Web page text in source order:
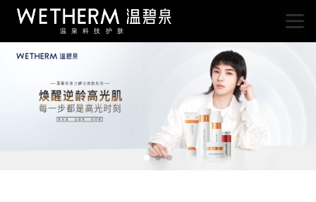
温泉科技护肤